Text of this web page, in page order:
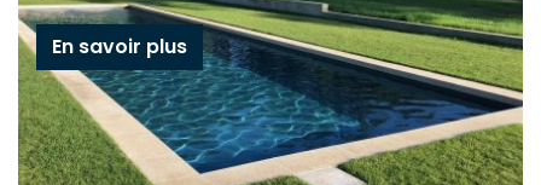
En savoir plus